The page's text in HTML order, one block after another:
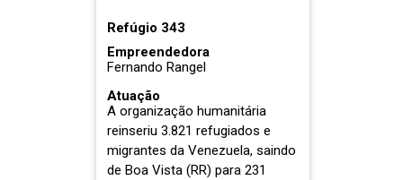
Refúgio 343
Empreendedora
Fernando Rangel
Atuação
A organização humanitária
reinseriu 3.821 refugiados e
migrantes da Venezuela, saindo
de Boa Vista (RR) para 231